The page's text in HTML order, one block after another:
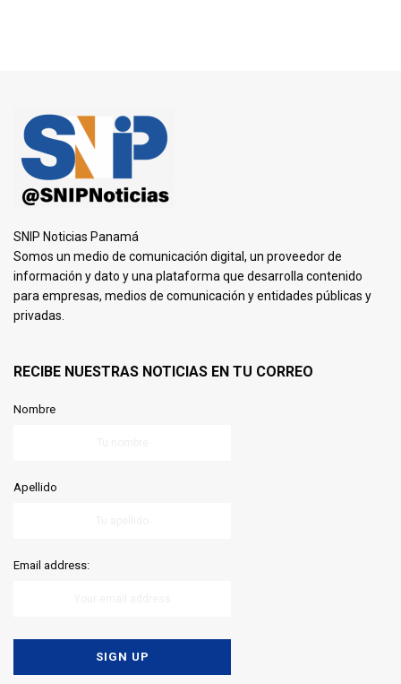
SNIP Noticias Panamá
Somos un medio de comunicación digital, un proveedor de
información y dato y una plataforma que desarrolla contenido
para empresas, medios de comunicación y entidades públicas y
privadas.
RECIBE NUESTRAS NOTICIAS EN TU CORREO
Nombre
Apellido
Email address: